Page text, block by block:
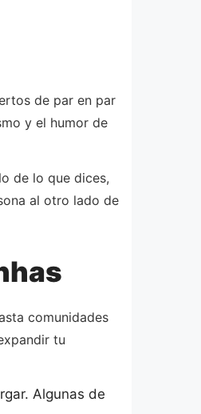
de par en par
y el humor de
de lo que dices,
al otro lado de
comunidades
tu
Algunas de